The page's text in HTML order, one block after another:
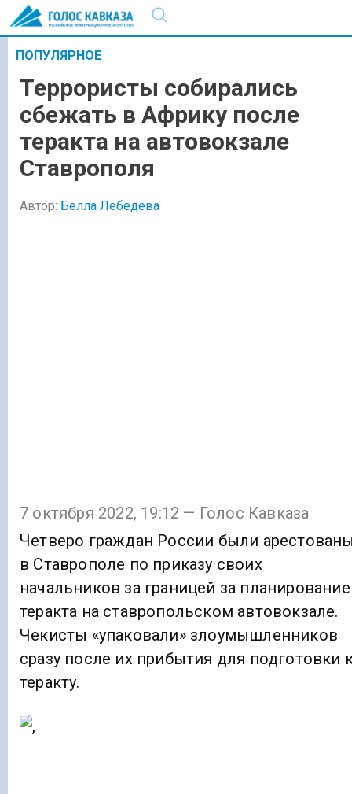
ПОПУЛЯРНОЕ
Террористы собирались
сбежать в Африку после
теракта на автовокзале
Ставрополя
Автор: Белла Лебедева
7 октября 2022, 19:12 — Голос Кавказа
Четверо граждан России были
в Ставрополе по приказу своих
начальников за границей за планирование
теракта на ставропольском автовокзале.
Чекисты «упаковали» злоумышленников
сразу после их прибытия для подготовки
теракту.